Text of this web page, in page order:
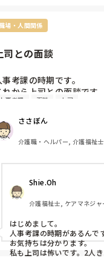
場・人間関係
司との面談
事考課の時期です。
れから上司との面談です
あると思いますが、そん
人事考課 面談 上司
ささぼん
介護職・ヘルパー, 介護福祉
Shie.Oh
介護福祉士, ケアマネジ
はじめまして。
人事考課の時期があるんで
お気持ちは分かります。
私も上司は怖いです。2人